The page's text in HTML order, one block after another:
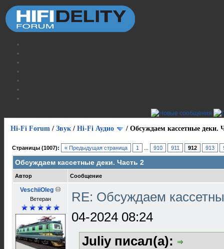
Hi-Fi Forum / Звук / Hi-Fi Аудио / Обсуждаем кассетные деки.
Страницы (1007): « Предыдущая страница 1 910 911 912 913
Обсуждаем кассетные деки. Часть 2
Автор Сообщение
VeschiiOleg
Ветеран
RE: Обсуждаем
04-2024 08:24
Juliy писал(а):